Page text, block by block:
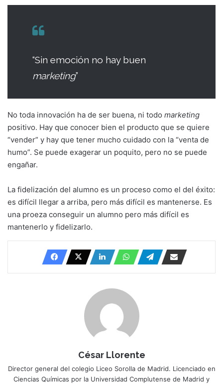
“Sin emoción no hay buen
marketing”
No toda innovación ha de ser buena, ni todo marketing
positivo. Hay que conocer bien el producto que se quiere
“vender” y hay que tener mucho cuidado con la “venta de
humo”. Se puede exagerar un poquito, pero no se puede
engañar.
La fidelización del alumno es un proceso como el del éxito:
es difícil llegar a arriba, pero más difícil es mantenerse. Es
una proeza conseguir un alumno pero más difícil es
mantenerlo y fidelizarlo.
César Llorente
Director general del colegio Liceo Sorolla de Madrid. Licenciado en
Ciencias Químicas por la Universidad Complutense de Madrid y